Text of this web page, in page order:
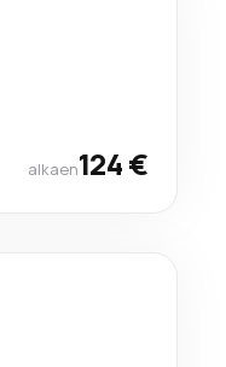
alkaen124 €